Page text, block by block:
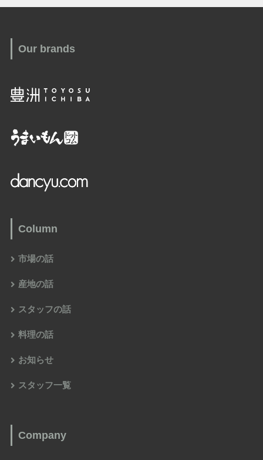
Our brands
Column
市場の話
産地の話
スタッフの話
料理の話
お知らせ
スタッフ一覧
Company